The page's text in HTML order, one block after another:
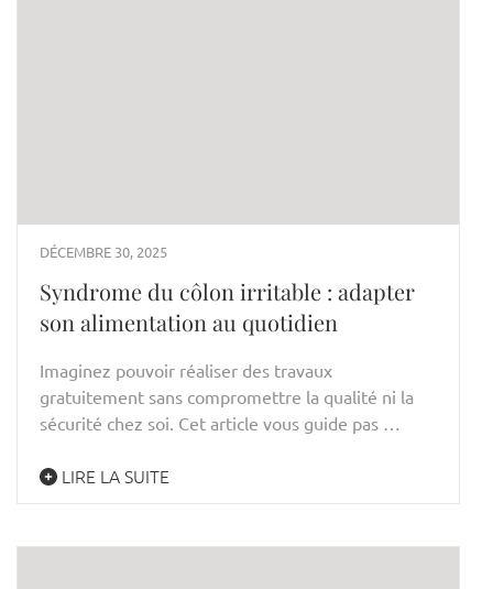
DÉCEMBRE 30, 2025
Syndrome du côlon irritable : adapter
son alimentation au quotidien
Imaginez pouvoir réaliser des travaux
gratuitement sans compromettre la qualité ni la
sécurité chez soi. Cet article vous guide pas …
LIRE LA SUITE